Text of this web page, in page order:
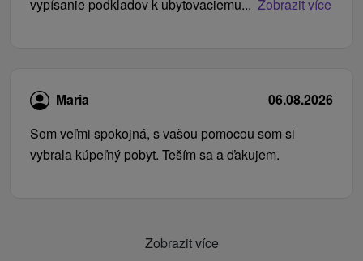
vypísanie podkladov k ubytovaciemu... Zobrazit více
Maria
06.08.2026
Som veľmi spokojná, s vašou pomocou som si
vybrala kúpeľný pobyt. Teším sa a ďakujem.
Zobrazit více